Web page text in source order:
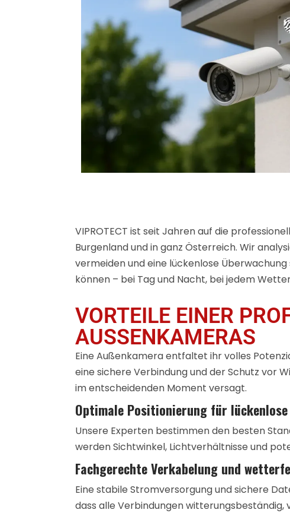
VIPROTECT ist seit Jahren auf die
Burgenland und in ganz Österreich. Wir
vermeiden und eine lückenlose
können – bei Tag und Nacht, bei jedem
VORTEILE EINER
AUSSENKAMERAS
Eine Außenkamera entfaltet ihr volles
eine sichere Verbindung und der Schutz vor
im entscheidenden Moment versagt.
Optimale Positionierung für lückenlose
Unsere Experten bestimmen den besten
werden Sichtwinkel, Lichtverhältnisse und
Fachgerechte Verkabelung und
Eine stabile Stromversorgung und sichere
dass alle Verbindungen